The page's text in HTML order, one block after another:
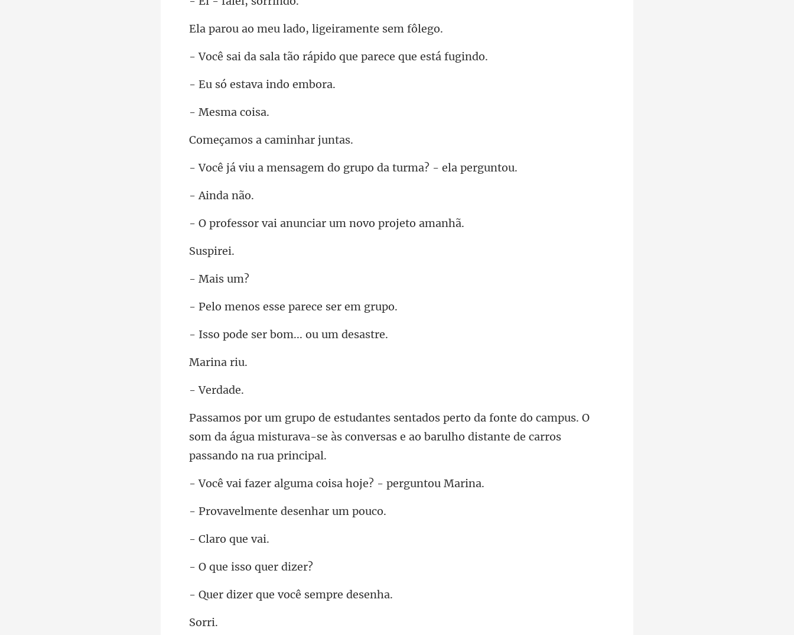
u lado, ligeira
tão rápido que pare
stava ind
sma
a caminh
agem do grupo da tur
nda
i anunciar um no
pir
ais
esse parece
ser bom... o
ina
erd
nte do campus. O
som da água misturava-se às conversas e
lguma coisa hoje?
ente desenh
ro qu
isso que
que você se
rr